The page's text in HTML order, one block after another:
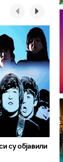
су објавили